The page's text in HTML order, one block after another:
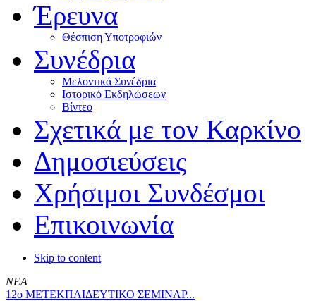
Έρευνα
Θέσπιση Υποτροφιών
Συνέδρια
Μελοντικά Συνέδρια
Ιστορικό Εκδηλώσεων
Βίντεο
Σχετικά με τον Καρκίνο
Δημοσιεύσεις
Χρήσιμοι Συνδέσμοι
Επικοινωνία
Skip to content
ΝΕΑ
12ο ΜΕΤΕΚΠΑΙΔΕΥΤΙΚΟ ΣΕΜΙΝΑΡ...